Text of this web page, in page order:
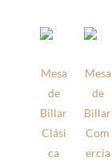
Mesa
de
Billar
Clási
ca
Mesa
de
Billar
Com
ercia